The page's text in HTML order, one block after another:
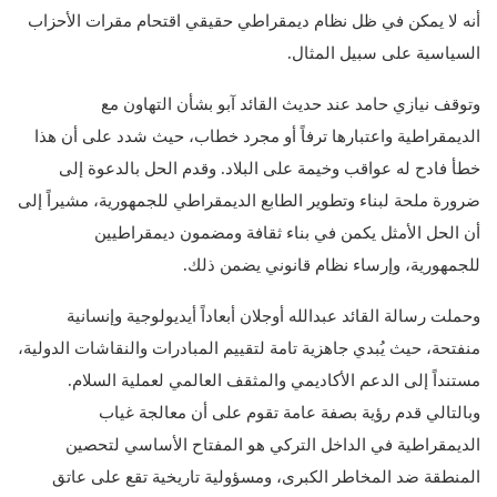
أنه لا يمكن في ظل نظام ديمقراطي حقيقي اقتحام مقرات الأحزاب
السياسية على سبيل المثال.
وتوقف نيازي حامد عند حديث القائد آبو بشأن التهاون مع
الديمقراطية واعتبارها ترفاً أو مجرد خطاب، حيث شدد على أن هذا
خطأ فادح له عواقب وخيمة على البلاد. وقدم الحل بالدعوة إلى
ضرورة ملحة لبناء وتطوير الطابع الديمقراطي للجمهورية، مشيراً إلى
أن الحل الأمثل يكمن في بناء ثقافة ومضمون ديمقراطيين
للجمهورية، وإرساء نظام قانوني يضمن ذلك.
وحملت رسالة القائد عبدالله أوجلان أبعاداً أيديولوجية وإنسانية
منفتحة، حيث يُبدي جاهزية تامة لتقييم المبادرات والنقاشات الدولية،
مستنداً إلى الدعم الأكاديمي والمثقف العالمي لعملية السلام.
وبالتالي قدم رؤية بصفة عامة تقوم على أن معالجة غياب
الديمقراطية في الداخل التركي هو المفتاح الأساسي لتحصين
المنطقة ضد المخاطر الكبرى، ومسؤولية تاريخية تقع على عاتق